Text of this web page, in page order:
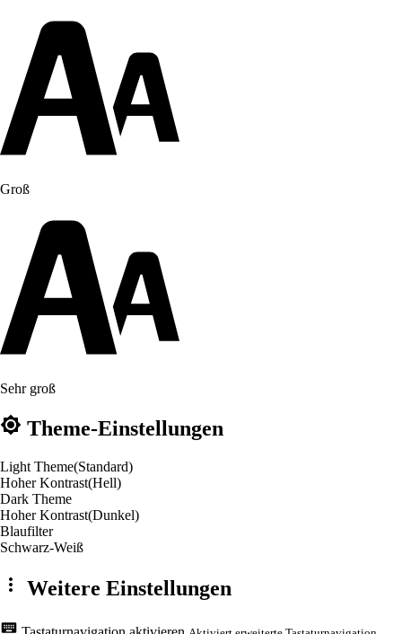
Groß
Sehr groß
Theme-Einstellungen
Light Theme(Standard)
Hoher Kontrast(Hell)
Dark Theme
Hoher Kontrast(Dunkel)
Blaufilter
Schwarz-Weiß
Weitere Einstellungen